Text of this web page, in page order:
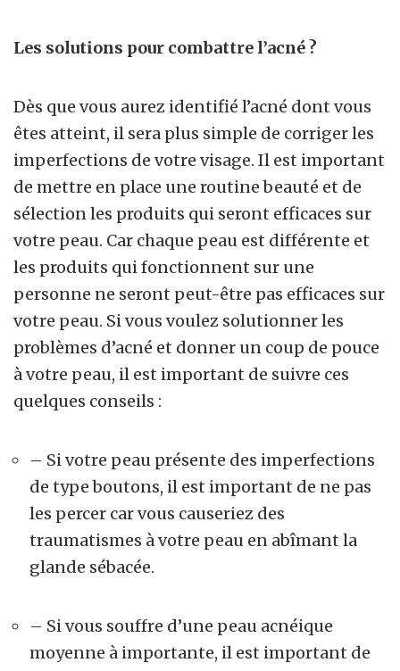
Les solutions pour combattre l’acné ?
Dès que vous aurez identifié l’acné dont vous
êtes atteint, il sera plus simple de corriger les
imperfections de votre visage. Il est important
de mettre en place une routine beauté et de
sélection les produits qui seront efficaces sur
votre peau. Car chaque peau est différente et
les produits qui fonctionnent sur une
personne ne seront peut-être pas efficaces sur
votre peau. Si vous voulez solutionner les
problèmes d’acné et donner un coup de pouce
à votre peau, il est important de suivre ces
quelques conseils :
– Si votre peau présente des imperfections
de type boutons, il est important de ne pas
les percer car vous causeriez des
traumatismes à votre peau en abîmant la
glande sébacée.
– Si vous souffre d’une peau acnéique
moyenne à importante, il est important de